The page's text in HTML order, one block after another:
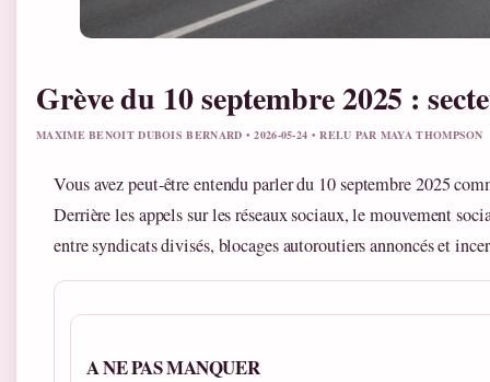
Grève du 10 septembre 2025 :
MAXIME BENOIT DUBOIS BERNARD • 2026-05-24 • RELU PAR MAYA THOMPSON
Vous avez peut‑être entendu parler du 10 septembre 2025
Derrière les appels sur les réseaux sociaux, le mouvement
entre syndicats divisés, blocages autoroutiers annoncés et
A NE PAS MANQUER